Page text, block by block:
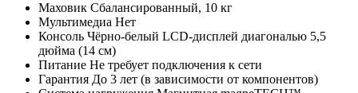
Маховик Сбалансированный, 10 кг
Мультимедиа Нет
Консоль Чёрно-белый LCD-дисплей диагональю 5,5
дюйма (14 см)
Питание Не требует подключения к сети
Гарантия До 3 лет (в зависимости от компонентов)